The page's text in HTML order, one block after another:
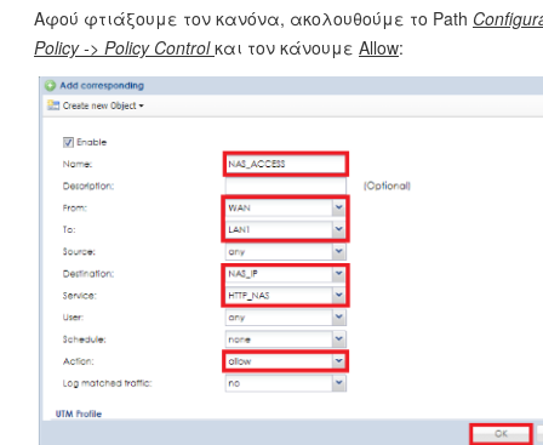
Αφού φτιάξουμε τον κανόνα, ακολουθούμε το Path
Policy -> Policy Controlκαι τον κάνουμε Allow: